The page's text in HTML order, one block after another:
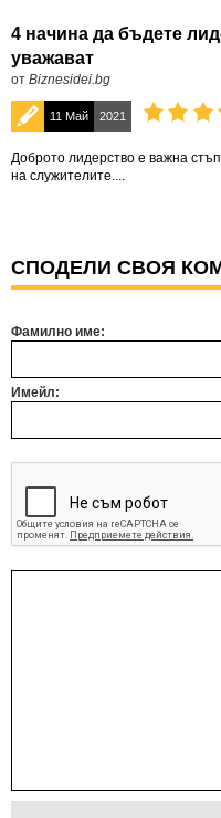
4 начина да бъдете
уважават
от Biznesidei.bg
11 Май 2021
Доброто лидерство е важна
на служителите....
СПОДЕЛИ СВОЯ
Фамилно име:
Имейл: